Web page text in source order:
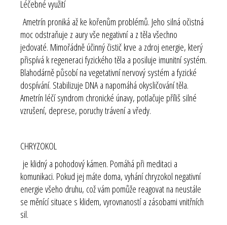
Léčebné využití
Ametrín proniká až ke kořenům problémů. Jeho silná očistná
moc odstraňuje z aury vše negativní a z těla všechno
jedovaté. Mimořádně účinný čistič krve a zdroj energie, který
přispívá k regeneraci fyzického těla a posiluje imunitní systém.
Blahodárně působí na vegetativní nervový systém a fyzické
dospívání. Stabilizuje DNA a napomáhá okysličování těla.
Ametrín léčí syndrom chronické únavy, potlačuje příliš silné
vzrušení, deprese, poruchy trávení a vředy.
CHRYZOKOL
je klidný a pohodový kámen. Pomáhá při meditaci a
komunikaci. Pokud jej máte doma, vyhání chryzokol negativní
energie všeho druhu, což vám pomůže reagovat na neustále
se měnící situace s klidem, vyrovnaností a zásobami vnitřních
sil.